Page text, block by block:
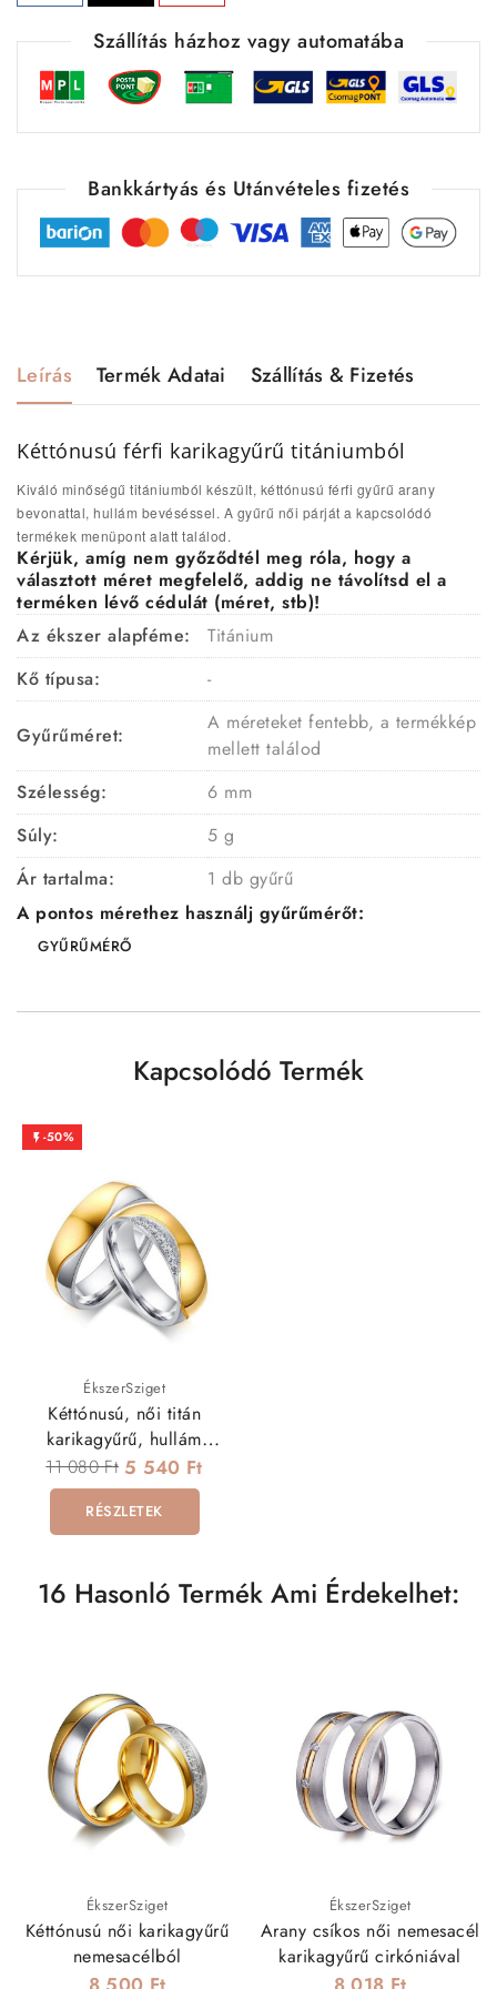
Szállítás házhoz vagy automatába
Bankkártyás és Utánvételes fizetés
Leírás Termék Adatai Szállítás & Fizetés
Kéttónusú férfi karikagyűrű titániumból
Kiváló minőségű titániumból készült, kéttónusú férfi gyűrű arany
bevonattal, hullám bevéséssel. A gyűrű női párját a kapcsolódó
termékek menüpont alatt találod.
Kérjük, amíg nem győződtél meg róla, hogy a
választott méret megfelelő, addig ne távolítsd el a
terméken lévő cédulát (méret, stb)!
Az ékszer alapféme:
Titánium
Kő típusa:
-
Gyűrűméret:
A méreteket fentebb, a termékkép
mellett találod
Szélesség:
6 mm
Súly:
5 g
Ár tartalma:
1 db gyűrű
A pontos mérethez használj gyűrűmérőt:
GYŰRŰMÉRŐ
Kapcsolódó Termék
 -50%
ÉkszerSziget
Kéttónusú, női titán
karikagyűrű, hullám
bevéséssel
11 080 Ft 5 540 Ft
RÉSZLETEK
16 Hasonló Termék Ami Érdekelhet:
ÉkszerSziget
Kéttónusú női karikagyűrű
nemesacélból
ÉkszerSziget
Arany csíkos női nemesacél
karikagyűrű cirkóniával